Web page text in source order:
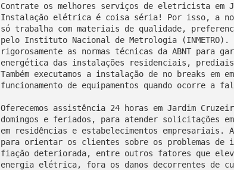
Contrate os melhores serviços de eletricista em
Instalação elétrica é coisa séria! Por isso, a
só trabalha com materiais de qualidade,
pelo Instituto Nacional de Metrologia (INMETRO).
rigorosamente as normas técnicas da ABNT para
energética das instalações residenciais,
Também executamos a instalação de no breaks em
funcionamento de equipamentos quando ocorre a
Oferecemos assistência 24 horas em Jardim
domingos e feriados, para atender solicitações
em residências e estabelecimentos empresariais.
para orientar os clientes sobre os problemas de
fiação deteriorada, entre outros fatores que
energia elétrica, fora os danos decorrentes de